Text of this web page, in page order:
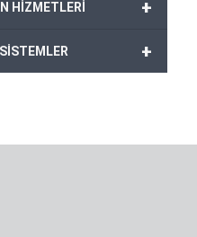
+
HİZMETLERİ
+